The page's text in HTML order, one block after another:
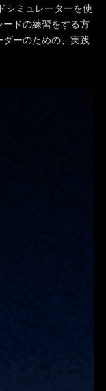
シミュレーターを使
ドの練習をする方
ーのための、実践